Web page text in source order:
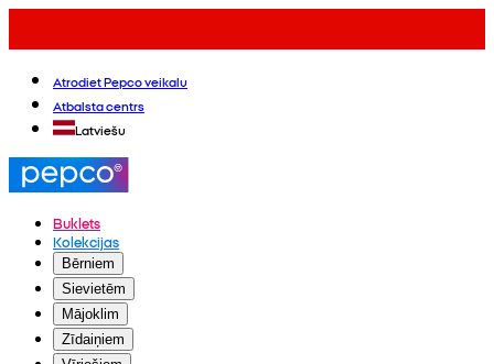
Atrodiet Pepco veikalu
Atbalsta centrs
Latviešu
Buklets
Kolekcijas
Bērniem
Sievietēm
Mājoklim
Zīdaiņiem